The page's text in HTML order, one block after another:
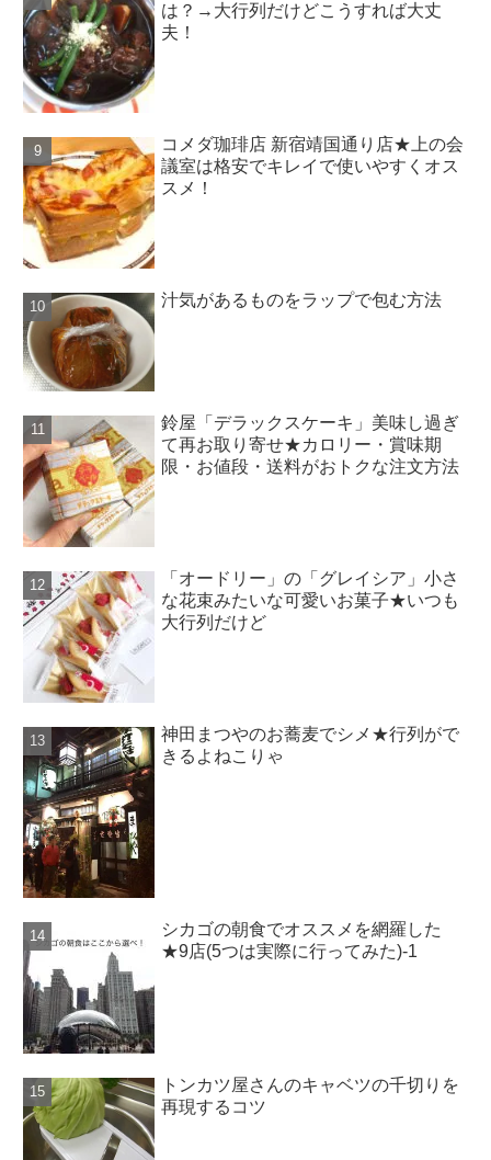
は？→大行列だけどこうすれば大丈
夫！
コメダ珈琲店 新宿靖国通り店★上の会
議室は格安でキレイで使いやすくオス
スメ！
汁気があるものをラップで包む方法
鈴屋「デラックスケーキ」美味し過ぎ
て再お取り寄せ★カロリー・賞味期
限・お値段・送料がおトクな注文方法
「オードリー」の「グレイシア」小さ
な花束みたいな可愛いお菓子★いつも
大行列だけど
神田まつやのお蕎麦でシメ★行列がで
きるよねこりゃ
シカゴの朝食でオススメを網羅した
★9店(5つは実際に行ってみた)-1
トンカツ屋さんのキャベツの千切りを
再現するコツ